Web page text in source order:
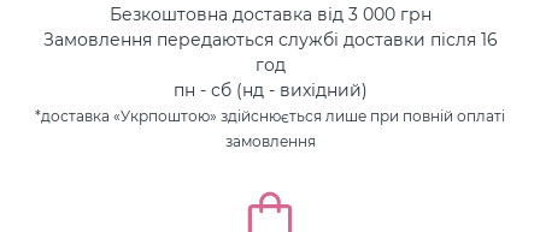
Безкоштовна доставка від 3 000 грн
Замовлення передаються службі доставки після 16
год
пн - сб (нд - вихідний)
*доставка «Укрпоштою» здійснюється лише при повній оплаті
замовлення